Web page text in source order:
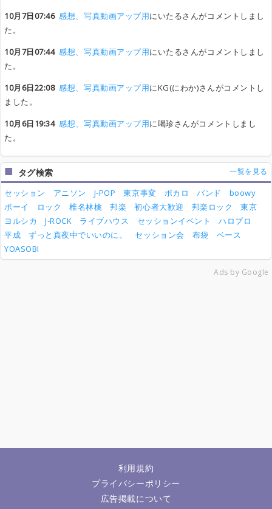
10月7日07:46 感想、写真動画アップ用にいたるさんがコメントしまし
た。
10月7日07:44 感想、写真動画アップ用にいたるさんがコメントしまし
た。
10月6日22:08 感想、写真動画アップ用にKG(にわか)さんがコメントし
ました。
10月6日19:34 感想、写真動画アップ用に喝珍さんがコメントしまし
た。
タグ検索 一覧を見る
セッション アニソン J-POP 東京事変 ボカロ バンド
boowy
ボーイ
ロック 椎名林檎 邦楽 初心者大歓迎 邦楽ロック
東京
ヨルシカ
J-ROCK ライブハウス セッションイベント
ハロプロ
平成
ずっと真夜中でいいのに。 セッション会 布袋
ベース
YOASOBI
Ads by Google
利用規約
プライバシーポリシー
広告掲載について